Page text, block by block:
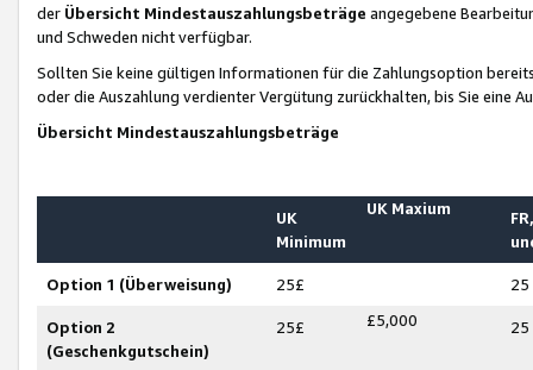
der Übersicht Mindestauszahlungsbeträge angegebene
und Schweden nicht verfügbar.
Sollten Sie keine gültigen Informationen für die Zahlungsoption
oder die Auszahlung verdienter Vergütung zurückhalten, bis Sie
Übersicht Mindestauszahlungsbeträge
UK
Minimum
UK Maxium
Option 1 (Überweisung) 25£ 25
Option 2
(Geschenkgutschein)
25£ £5,000 25